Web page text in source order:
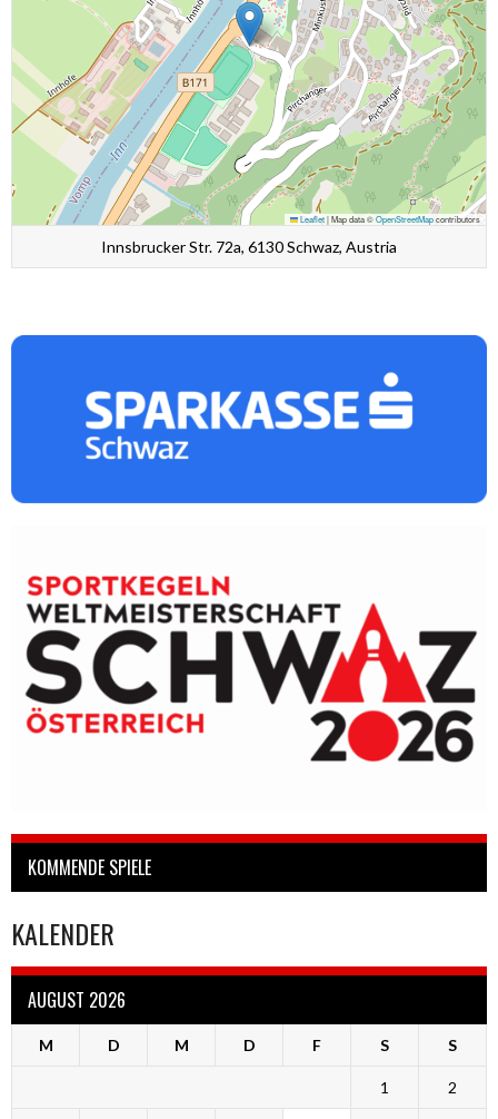
Leaflet|Map data ©OpenStreetMapcontributors
Innsbrucker Str. 72a, 6130 Schwaz, Austria
KOMMENDE SPIELE
KALENDER
AUGUST 2026
M D M D F S S
1 2